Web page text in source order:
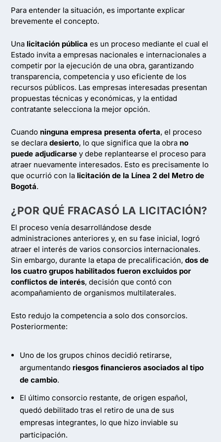
Para entender la situación, es importante explicar
brevemente el concepto.
Una licitación pública es un proceso mediante el cual el
Estado invita a empresas nacionales e internacionales a
competir por la ejecución de una obra, garantizando
transparencia, competencia y uso eficiente de los
recursos públicos. Las empresas interesadas presentan
propuestas técnicas y económicas, y la entidad
contratante selecciona la mejor opción.
Cuando ninguna empresa presenta oferta, el proceso
se declaradesierto, lo que significa que la obra no
puede adjudicarse y debe replantearse el proceso para
atraer nuevamente interesados. Esto es precisamente lo
que ocurrió con la licitación de la Línea 2 del Metro de
Bogotá.
¿POR QUÉ FRACASÓ LA LICITACIÓN?
El proceso venía desarrollándose desde
administraciones anteriores y, en su fase inicial, logró
atraer el interés de varios consorcios internacionales.
Sin embargo, durante la etapa de precalificación,dos de
los cuatro grupos habilitados fueron excluidos por
conflictos de interés, decisión que contó con
acompañamiento de organismos multilaterales.
Esto redujo la competencia a solo dos consorcios.
Posteriormente:
Uno de los grupos chinos decidió retirarse,
argumentando riesgos financieros asociados al tipo
de cambio.
El último consorcio restante, de origen español,
quedó debilitado tras el retiro de una de sus
empresas integrantes, lo que hizo inviable su
participación.